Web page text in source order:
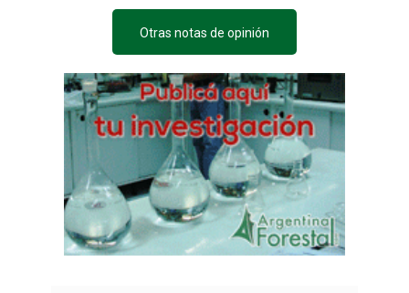
Otras notas de opinión